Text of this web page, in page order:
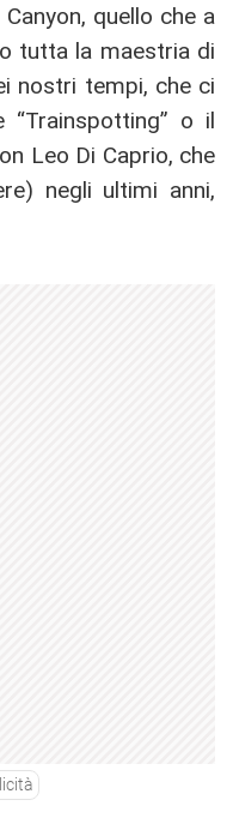
quello che a
tutta la maestria di
nostri tempi, che ci
o il
Leo Di Caprio, che
negli ultimi anni,